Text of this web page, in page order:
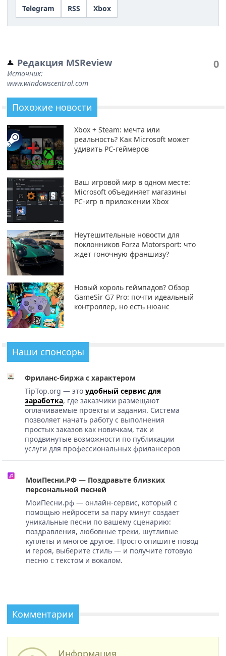
Telegram
RSS Xbox
Редакция MSReview
Источник:
www.windowscentral.com
0
Похожие новости
Xbox + Steam: мечта или
реальность? Как Microsoft может
удивить PC-геймеров
Ваш игровой мир в одном месте:
Microsoft объединяет магазины
PC-игр в приложении Xbox
Неутешительные новости для
поклонников Forza Motorsport: что
ждет гоночную франшизу?
Новый король геймпадов? Обзор
GameSir G7 Pro: почти идеальный
контроллер, но есть нюанс
Наши спонсоры
Фриланс-биржа с характером
TipTop.org — это удобный сервис для
заработка, где заказчики размещают
оплачиваемые проекты и задания. Система
позволяет начать работу с выполнения
простых заказов как новичкам, так и
продвинутые возможности по публикации
услуги для профессиональных фрилансеров
МоиПесни.РФ — Поздравьте близких
персональной песней
МоиПесни.рф — онлайн-сервис, который с
помощью нейросети за пару минут создает
уникальные песни по вашему сценарию:
поздравления, любовные треки, шутливые
куплеты и многое другое. Просто опишите повод
и героя, выберите стиль — и получите готовую
песню с текстом и вокалом.
Комментарии